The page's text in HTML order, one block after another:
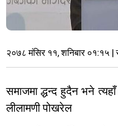
२०७८ मंसिर ११, शनिबार ०१:१५ |
समाजमा द्धन्द हुदैन भने
लीलामणी पोखरेल